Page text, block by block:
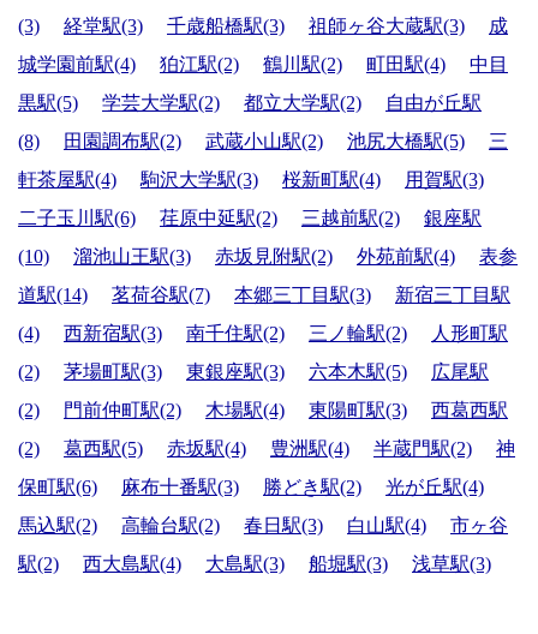
(3)
経堂駅(3) 千歳船橋駅(3) 祖師ヶ谷大蔵駅(3)
成
城学園前駅(4)
狛江駅(2) 鶴川駅(2) 町田駅(4)
中目
黒駅(5)
学芸大学駅(2) 都立大学駅(2)
自由が丘駅
(8)
田園調布駅(2) 武蔵小山駅(2) 池尻大橋駅(5)
三
軒茶屋駅(4)
駒沢大学駅(3) 桜新町駅(4)
用賀駅(3)
二子玉川駅(6)
荏原中延駅(2) 三越前駅(2)
銀座駅
(10)
溜池山王駅(3) 赤坂見附駅(2) 外苑前駅(4)
表参
道駅(14)
茗荷谷駅(7) 本郷三丁目駅(3)
新宿三丁目駅
(4)
西新宿駅(3) 南千住駅(2) 三ノ輪駅(2)
人形町駅
(2)
茅場町駅(3) 東銀座駅(3) 六本木駅(5)
広尾駅
(2)
門前仲町駅(2) 木場駅(4) 東陽町駅(3)
西葛西駅
(2)
葛西駅(5) 赤坂駅(4) 豊洲駅(4) 半蔵門駅(2)
神
保町駅(6)
麻布十番駅(3) 勝どき駅(2)
光が丘駅(4)
馬込駅(2)
高輪台駅(2) 春日駅(3) 白山駅(4)
市ヶ谷
駅(2)
西大島駅(4) 大島駅(3) 船堀駅(3) 浅草駅(3)